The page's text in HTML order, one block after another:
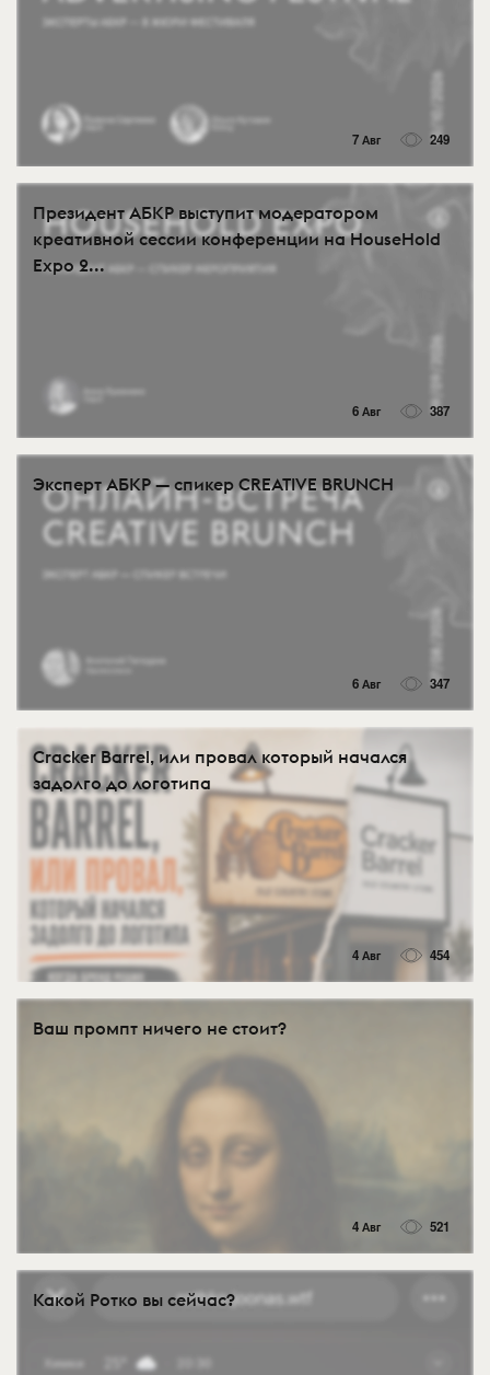
7 Авг 249
Президент АБКР выступит модератором
креативной сессии конференции на HouseHold
Expo 2...
6 Авг 387
Эксперт АБКР — спикер CREATIVE BRUNCH
6 Авг 347
Cracker Barrel, или провал который начался
задолго до логотипа
4 Авг 454
Ваш промпт ничего не стоит?
4 Авг 521
Какой Ротко вы сейчас?